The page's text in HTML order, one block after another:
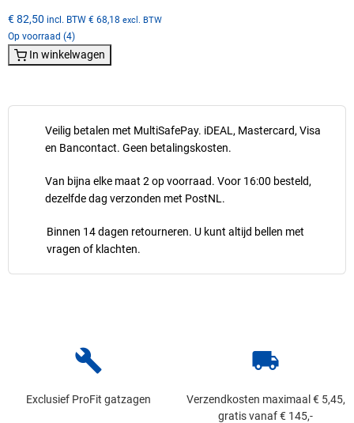
Veilig betalen met MultiSafePay. iDEAL, Mastercard, Visa
en Bancontact. Geen betalingskosten.
Van bijna elke maat 2 op voorraad. Voor 16:00 besteld,
dezelfde dag verzonden met PostNL.
Binnen 14 dagen retourneren. U kunt altijd bellen met
vragen of klachten.
€ 82,50 incl. BTW € 68,18 excl. BTW
Op voorraad (4)
In winkelwagen
build
Exclusief ProFit gatzagen
local_shipping
Verzendkosten maximaal € 5,45,
gratis vanaf € 145,-